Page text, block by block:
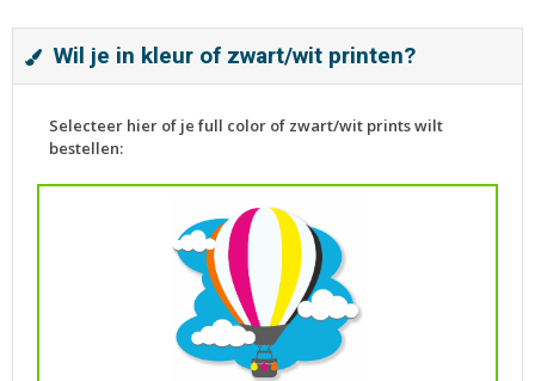
Wil je in kleur of zwart/wit printen?
Selecteer hier of je full color of zwart/wit prints wilt
bestellen: